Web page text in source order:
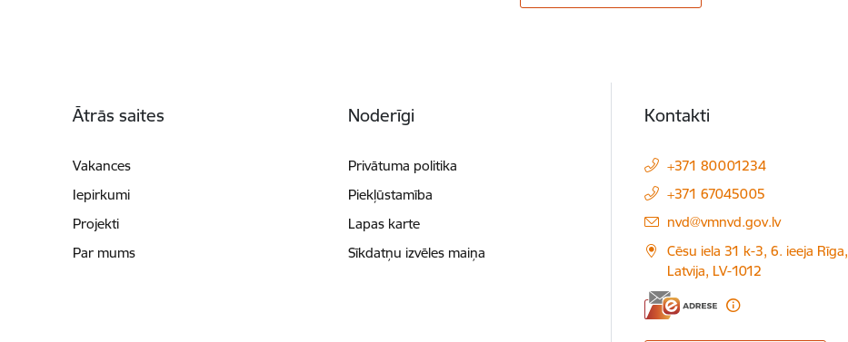
Ātrās saites
Vakances
Iepirkumi
Projekti
Par mums
Noderīgi
Privātuma politika
Piekļūstamība
Lapas karte
Sīkdatņu izvēles maiņa
Kontakti
+371 80001234
+371 67045005
E-pasts:
nvd@vmnvd.gov.lv
Cēsu iela 31 k-3, 6. ieeja Rīga,
Latvija, LV-1012